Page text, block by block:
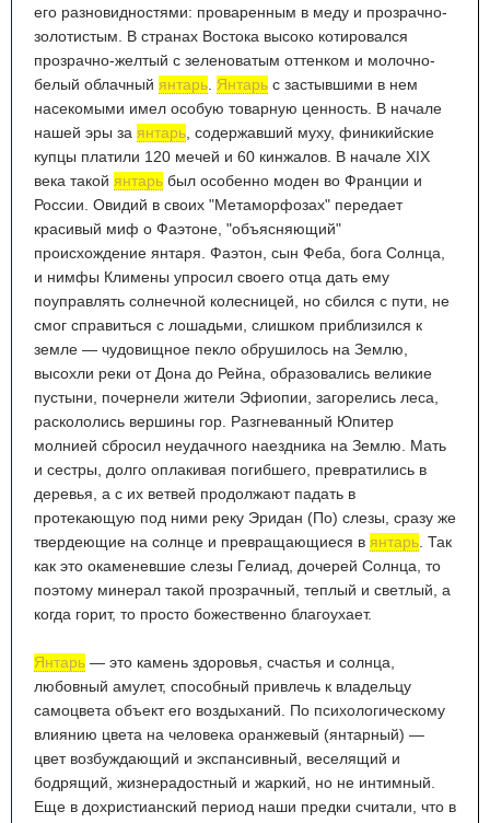
его разновидностями: проваренным в меду и прозрачно-
золотистым. В странах Востока высоко котировался
прозрачно-желтый с зеленоватым оттенком и молочно-
белый облачный янтарь Янтарь с застывшими в нем
насекомыми имел особую товарную ценность. В начале
нашей эры за янтарь , содержавший муху, финикийские
купцы платили 120 мечей и 60 кинжалов. В начале XIX
века такой янтарь был особенно моден во Франции и
России. Овидий в своих "Метаморфозах" передает
красивый миф о Фаэтоне, "объясняющий"
происхождение янтаря. Фаэтон, сын Феба, бога Солнца,
и нимфы Климены упросил своего отца дать ему
поуправлять солнечной колесницей, но сбился с пути, не
смог справиться с лошадьми, слишком приблизился к
земле — чудовищное пекло обрушилось на Землю,
высохли реки от Дона до Рейна, образовались великие
пустыни, почернели жители Эфиопии, загорелись леса,
раскололись вершины гор. Разгневанный Юпитер
молнией сбросил неудачного наездника на Землю. Мать
и сестры, долго оплакивая погибшего, превратились в
деревья, а с их ветвей продолжают падать в
протекающую под ними реку Эридан (По) слезы, сразу же
твердеющие на солнце и превращающиеся в янтарь . Так
как это окаменевшие слезы Гелиад, дочерей Солнца, то
поэтому минерал такой прозрачный, теплый и светлый, а
когда горит, то просто божественно благоухает.
Янтарь — это камень здоровья, счастья и солнца,
любовный амулет, способный привлечь к владельцу
самоцвета объект его воздыханий. По психологическому
влиянию цвета на человека оранжевый (янтарный) —
цвет возбуждающий и экспансивный, веселящий и
бодрящий, жизнерадостный и жаркий, но не интимный.
Еще в дохристианский период наши предки считали, что в